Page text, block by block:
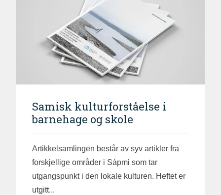
Samisk kulturforståelse i
barnehage og skole
Artikkelsamlingen består av syv artikler fra
forskjellige områder i Sápmi som tar
utgangspunkt i den lokale kulturen. Heftet er
utgitt...